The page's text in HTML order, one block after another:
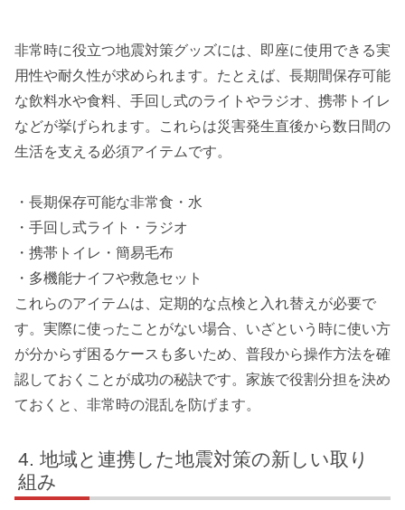
非常時に役立つ地震対策グッズには、即座に使用できる実
用性や耐久性が求められます。たとえば、長期間保存可能
な飲料水や食料、手回し式のライトやラジオ、携帯トイレ
などが挙げられます。これらは災害発生直後から数日間の
生活を支える必須アイテムです。
・長期保存可能な非常食・水
・手回し式ライト・ラジオ
・携帯トイレ・簡易毛布
・多機能ナイフや救急セット
これらのアイテムは、定期的な点検と入れ替えが必要で
す。実際に使ったことがない場合、いざという時に使い方
が分からず困るケースも多いため、普段から操作方法を確
認しておくことが成功の秘訣です。家族で役割分担を決め
ておくと、非常時の混乱を防げます。
地域と連携した地震対策の新しい取り
組み